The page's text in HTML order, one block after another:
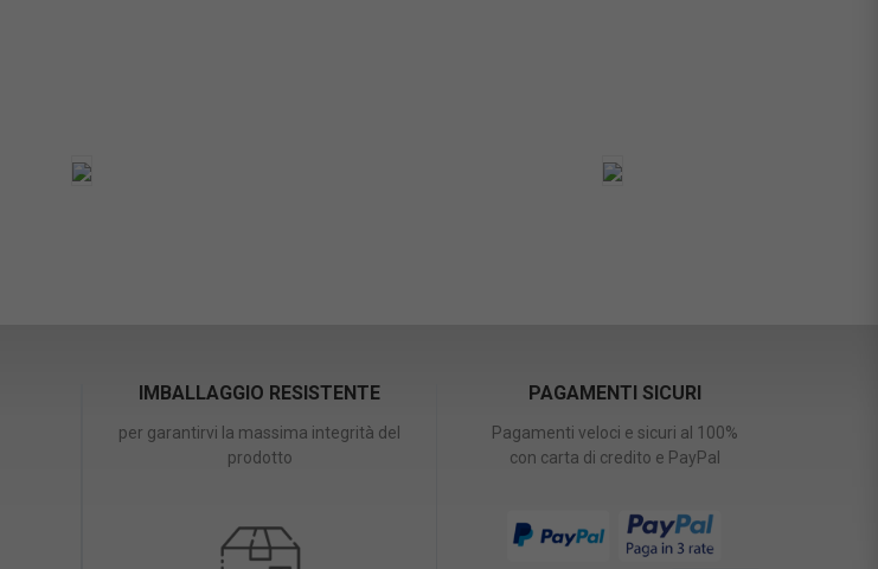
IMBALLAGGIO RESISTENTE
per garantirvi la massima integrità del
prodotto
PAGAMENTI SICURI
Pagamenti veloci e sicuri al 100%
con carta di credito e PayPal